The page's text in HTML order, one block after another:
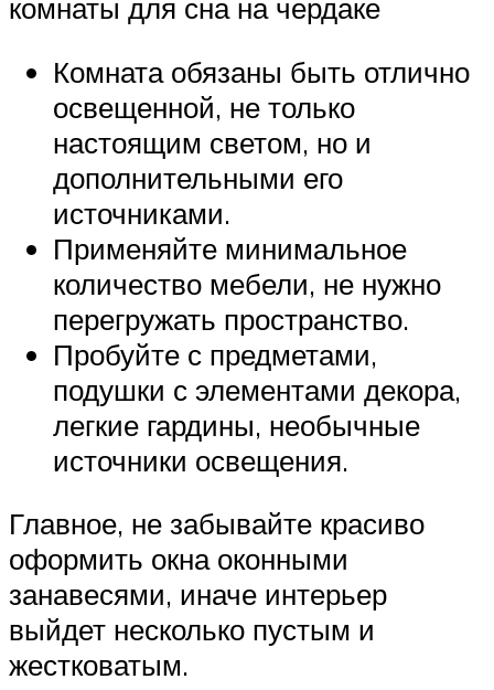
комнаты для сна на чердаке
Комната обязаны быть отлично
освещенной, не только
настоящим светом, но и
дополнительными его
источниками.
Применяйте минимальное
количество мебели, не нужно
перегружать пространство.
Пробуйте с предметами,
подушки с элементами декора,
легкие гардины, необычные
источники освещения.
Главное, не забывайте красиво
оформить окна оконными
занавесями, иначе интерьер
выйдет несколько пустым и
жестковатым.